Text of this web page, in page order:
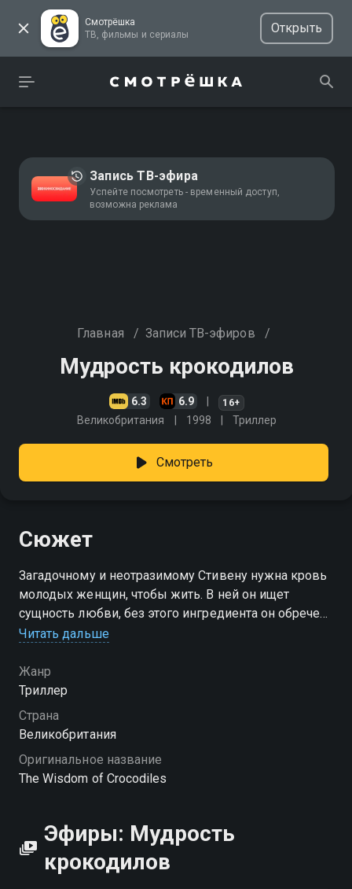
Смотрёшка
ТВ, фильмы и сериалы
Открыть
Запись ТВ-эфира
Успейте посмотреть - временный доступ,
возможна реклама
Главная / Записи ТВ-эфиров /
Мудрость крокодилов
6.3 6.9 16+
Великобритания 1998 Триллер
Смотреть
Сюжет
Загадочному и неотразимому Стивену нужна кровь
молодых женщин, чтобы жить. В ней он ищет
сущность любви, без этого ингредиента он обречен
на медленную гибель…
Читать дальше
Жанр
Триллер
Страна
Великобритания
Оригинальное название
The Wisdom of Crocodiles
Эфиры: Мудрость
крокодилов